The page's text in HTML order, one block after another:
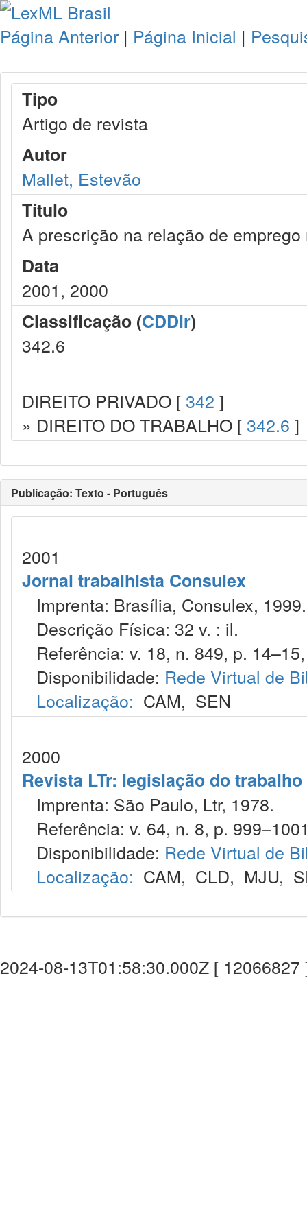
Página Anterior | Página Inicial |
Tipo
Artigo de revista
Autor
Mallet, Estevão
Título
A prescrição na relação de
Data
2001, 2000
Classificação (CDDir)
342.6
DIREITO PRIVADO [ 342 ]
» DIREITO DO TRABALHO [ 342.6 ]
Publicação: Texto - Português
2001
Jornal trabalhista Consulex
Imprenta: Brasília, Consulex, 1999.
Descrição Física: 32 v. : il.
Referência: v. 18, n. 849, p.
Disponibilidade: Rede Virtual de
Localização: CAM, SEN
2000
Revista LTr: legislação do trabalho
Imprenta: São Paulo, Ltr, 1978.
Referência: v. 64, n. 8, p.
Disponibilidade: Rede Virtual de
Localização: CAM, CLD, MJU,
2024-08-13T01:58:30.000Z [ 12066827